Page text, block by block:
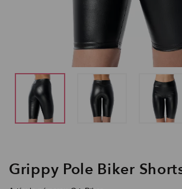
Grippy Pole Biker